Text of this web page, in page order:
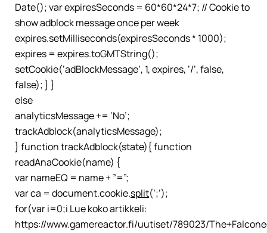
Date(); var expiresSeconds = 60*60*24*7; // Cookie to
show adblock message once per week
expires.setMilliseconds(expiresSeconds * 1000);
expires = expires.toGMTString();
setCookie(’adBlockMessage’, 1, expires, ’/’, false,
false); } }
else
analyticsMessage += ’No’;
trackAdblock(analyticsMessage);
} function trackAdblock(state){ function
readAnaCookie(name) {
var nameEQ = name + ”=”;
var ca = document.cookie.split(’;’);
for(var i=0;i Lue koko artikkeli:
https://www.gamereactor.fi/uutiset/789023/